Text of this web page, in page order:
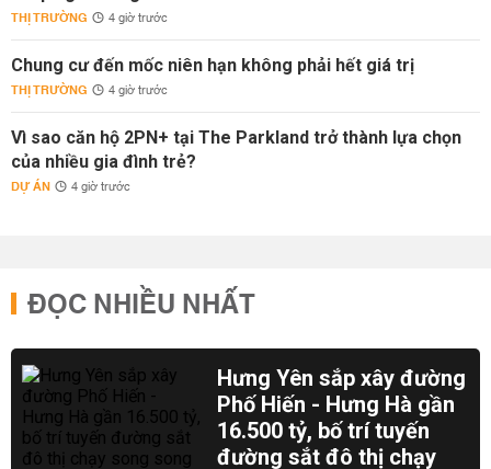
THỊ TRƯỜNG 4 giờ trước
Chung cư đến mốc niên hạn không phải hết giá trị
THỊ TRƯỜNG 4 giờ trước
Vì sao căn hộ 2PN+ tại The Parkland trở thành lựa chọn
của nhiều gia đình trẻ?
DỰ ÁN 4 giờ trước
ĐỌC NHIỀU NHẤT
Hưng Yên sắp xây đường
Phố Hiến - Hưng Hà gần
16.500 tỷ, bố trí tuyến
đường sắt đô thị chạy